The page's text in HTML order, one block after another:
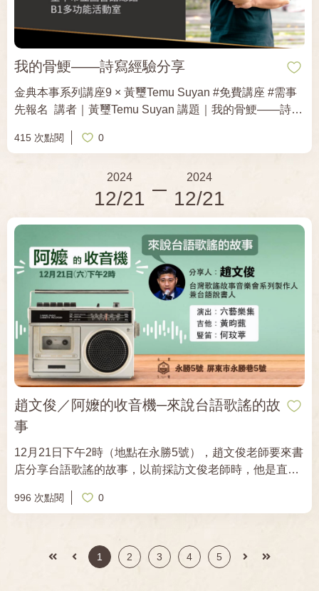
溫柔低語，用溫柔敦厚的絮叨，為讀者揭示，每一位主
角，可能都是我們身邊的「某個人」，或者，就是我們自
己，背負著那些難以言說的祕密與傷口。 ​ 住在「土板」
（土城、板橋）地區，可能曾經和你在新北總圖擦肩而
鎖《暗路》的七個關鍵詞。
我的骨鯁——詩寫經驗分享
金典本事系列講座9 × 黃璽Temu Suyan #免費講座 #需事
先報名 ​ 講者｜黃璽Temu Suyan 講題｜我的骨鯁——詩寫
中市立圖書館總館B1多功能活動室（臺中市北屯區豐樂路
雄市那瑪夏區布農族。曾獲多屆原住民族文學獎獎項、臺
灣文學獎原住民漢語新詩獎。國小離開部落在都市長大，
化、語言與歷史。作品多以當代原住民族面對時下社會議
題所產生的斷裂與妥協作為主題，並常用詼諧、荒謬或諷
刺的風格進行書寫。 ​ 關於講座 黃璽Temu Suyan的《骨鯁
集》（Khu Ka Qaraw Qulih）是一本始於自我覺察，從居
住的城市中發現自身遺落的文明；接著前往部落察看生活
的現狀，在更接近祖先居住的場域，學習獨到的智慧。遵
守「祖先留下來的話」，延續泰雅的文化，最終成為「真
正的人」。他以有別於傳統華文詩的語言形式，探索原住
民與漢人的互動、幽微的歧視與偏見，其中有控訴，有無
奈，有接受，也有原住民文化熠熠生輝的片刻。 ​ 黃璽
Temu Suyan在受訪時曾說：「希望這本書能讓不管是什
麼身分的讀者，都可以在某段文字裡被鯁到一下，或很多
下。」 ​ 12月21日，邀請大家一起來感受被「鯁」一下的
經驗。
415 次點閱 0
2024
12/21
2024
12/21
趙文俊／阿嬤的收音機─來說台語歌謠的故
事
12月21日下午2時（地點在永勝5號），趙文俊老師要來書
店分享台語歌謠的故事，以前採訪文俊老師時，他是直排
梳地方文史、推動青年志工導覽家鄉，這次他要結合音
https://forms.gle/TGiqK4wegPwB4NYK6） 分享人：趙文
俊x六藝樂集 吉他/黃畇薽，豎笛/何玟葶 我們會唱台語歌，
996 次點閱 0
1 2 3 4 5